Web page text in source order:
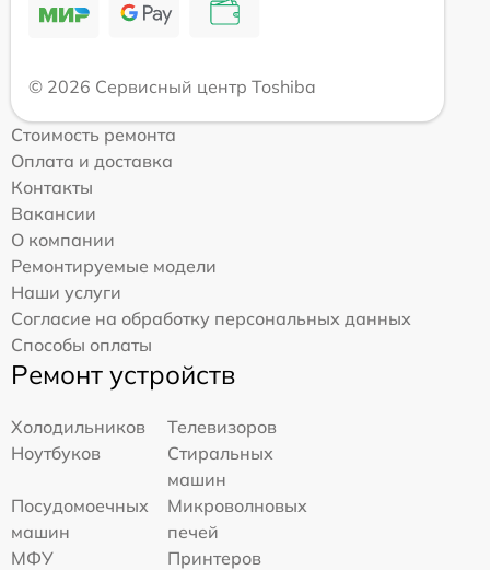
© 2026 Сервисный центр Toshiba
Стоимость ремонта
Оплата и доставка
Контакты
Вакансии
О компании
Ремонтируемые модели
Наши услуги
Согласие на обработку персональных данных
Способы оплаты
Ремонт устройств
Холодильников
Телевизоров
Ноутбуков
Стиральных
машин
Посудомоечных
машин
Микроволновых
печей
МФУ
Принтеров